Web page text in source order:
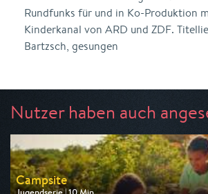
Rundfunks für und in Ko-Produktion
Kinderkanal von ARD und ZDF.
Bartzsch, gesungen
Nutzer haben auch
Campsite